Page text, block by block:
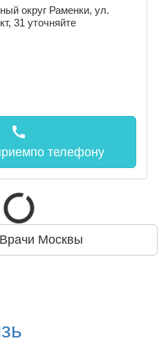
округ Раменки, ул.
31 уточняйте
call
по телефону
Москвы